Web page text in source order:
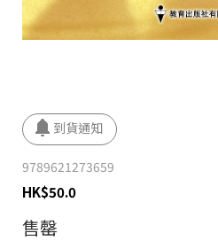
9789621273659
HK$50.0
售罄